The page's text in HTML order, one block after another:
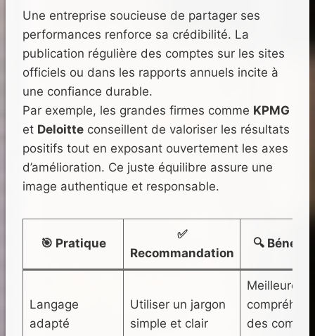
Une entreprise soucieuse de partager ses
performances renforce sa crédibilité. La
publication régulière des comptes sur les sites
officiels ou dans les rapports annuels incite à
une confiance durable.
Par exemple, les grandes firmes comme KPMG
et Deloitte conseillent de valoriser les résultats
positifs tout en exposant ouvertement les axes
d’amélioration. Ce juste équilibre assure une
image authentique et responsable.
🎯 Pratique
✅
Recommandation
🔍
Langage
adapté
Utiliser un jargon
simple et clair
Meilleure
des